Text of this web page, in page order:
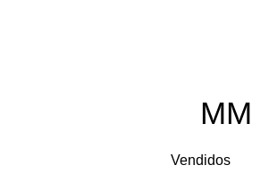
MM
Vendidos